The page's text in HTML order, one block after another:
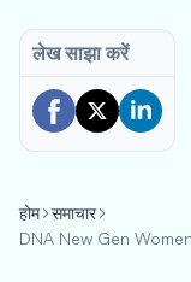
लेख साझा करें
होम समाचार
DNA New Gen